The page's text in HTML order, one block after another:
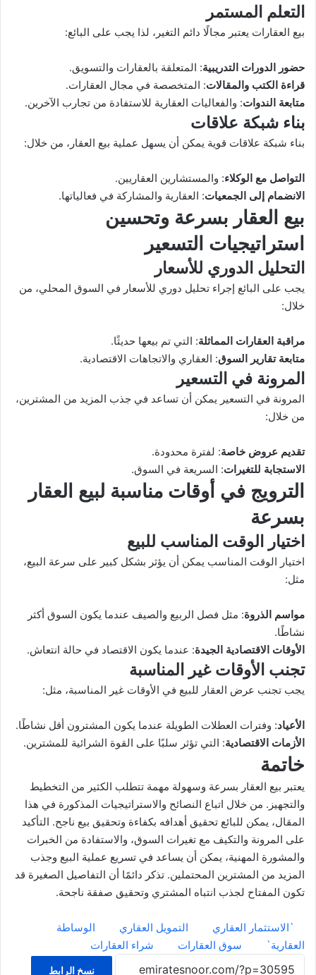
التعلم المستمر
بيع العقارات يعتبر مجالًا دائم التغير، لذا يجب على البائع:
حضور الدورات التدريبية: المتعلقة بالعقارات والتسويق.
قراءة الكتب والمقالات: المتخصصة في مجال العقارات.
متابعة الندوات: والفعاليات العقارية للاستفادة من تجارب الآخرين.
بناء شبكة علاقات
بناء شبكة علاقات قوية يمكن أن يسهل عملية بيع العقار، من خلال:
التواصل مع الوكلاء: والمستشارين العقاريين.
الانضمام إلى الجمعيات: العقارية والمشاركة في فعالياتها.
بيع العقار بسرعة وتحسين
استراتيجيات التسعير
التحليل الدوري للأسعار
يجب على البائع إجراء تحليل دوري للأسعار في السوق المحلي، من
خلال:
مراقبة العقارات المماثلة: التي تم بيعها حديثًا.
متابعة تقارير السوق: العقاري والاتجاهات الاقتصادية.
المرونة في التسعير
المرونة في التسعير يمكن أن تساعد في جذب المزيد من المشترين،
من خلال:
تقديم عروض خاصة: لفترة محدودة.
الاستجابة للتغيرات: السريعة في السوق.
الترويج في أوقات مناسبة لبيع العقار
بسرعة
اختيار الوقت المناسب للبيع
اختيار الوقت المناسب يمكن أن يؤثر بشكل كبير على سرعة البيع،
مثل:
مواسم الذروة: مثل فصل الربيع والصيف عندما يكون السوق أكثر
نشاطًا.
الأوقات الاقتصادية الجيدة: عندما يكون الاقتصاد في حالة انتعاش.
تجنب الأوقات غير المناسبة
يجب تجنب عرض العقار للبيع في الأوقات غير المناسبة، مثل:
الأعياد: وفترات العطلات الطويلة عندما يكون المشترون أقل نشاطًا.
الأزمات الاقتصادية: التي تؤثر سلبًا على القوة الشرائية للمشترين.
خاتمة
يعتبر بيع العقار بسرعة وسهولة مهمة تتطلب الكثير من التخطيط
والتجهيز. من خلال اتباع النصائح والاستراتيجيات المذكورة في هذا
المقال، يمكن للبائع تحقيق أهدافه بكفاءة وتحقيق بيع ناجح. التأكيد
على المرونة والتكيف مع تغيرات السوق، والاستفادة من الخبرات
والمشورة المهنية، يمكن أن يساعد في تسريع عملية البيع وجذب
المزيد من المشترين المحتملين. تذكر دائمًا أن التفاصيل الصغيرة قد
تكون المفتاح لجذب انتباه المشتري وتحقيق صفقة ناجحة.
`الاستثمار العقاري التمويل العقاري
الوساطة
العقارية`
سوق العقارات شراء العقارات
نسخ الرابط